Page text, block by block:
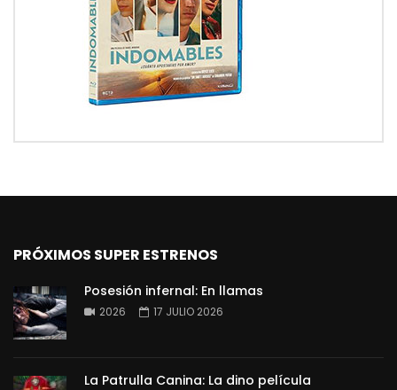
PRÓXIMOS SUPER ESTRENOS
Posesión infernal: En llamas
2026 17 JULIO 2026
La Patrulla Canina: La dino película